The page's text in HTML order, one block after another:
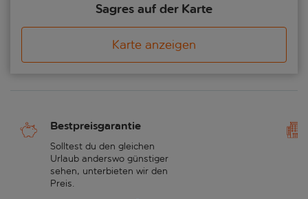
Sagres auf der Karte
Karte anzeigen
Bestpreisgarantie
Solltest du den gleichen
Urlaub anderswo günstiger
sehen, unterbieten wir den
Preis.